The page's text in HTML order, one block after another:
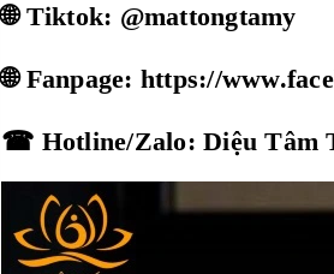
🌐 Tiktok: @mattongtamy
🌐 Fanpage: https://
☎ Hotline/Zalo: Diệu Tâm